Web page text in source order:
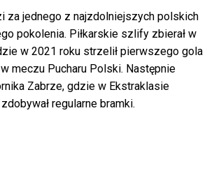
za jednego z najzdolniejszych polskich
pokolenia. Piłkarskie szlify zbierał w
w 2021 roku strzelił pierwszego gola
meczu Pucharu Polski. Następnie
Zabrze, gdzie w Ekstraklasie
regularne bramki.